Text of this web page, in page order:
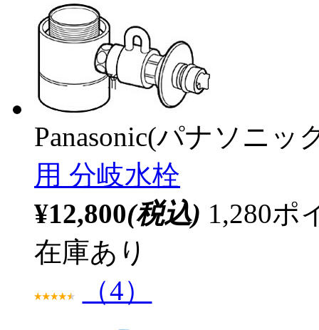
Panasonic(パナソニッ
用 分岐水栓
¥12,800(税込) 1,280ポ
在庫あり
（4）